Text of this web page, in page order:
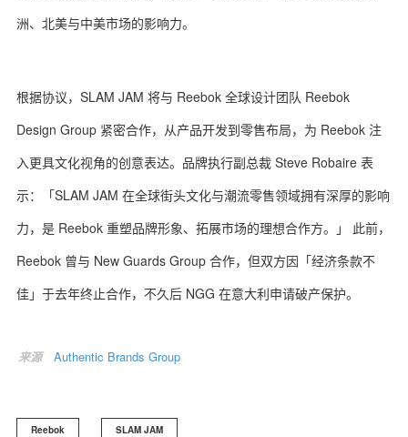
洲、北美与中美市场的影响力。
根据协议，SLAM JAM 将与 Reebok 全球设计团队 Reebok
Design Group 紧密合作，从产品开发到零售布局，为 Reebok 注
入更具文化视角的创意表达。品牌执行副总裁 Steve Robaire 表
示：「SLAM JAM 在全球街头文化与潮流零售领域拥有深厚的影响
力，是 Reebok 重塑品牌形象、拓展市场的理想合作方。」 此前，
Reebok 曾与 New Guards Group 合作，但双方因「经济条款不
佳」于去年终止合作，不久后 NGG 在意大利申请破产保护。
来源 Authentic Brands Group
Reebok SLAM JAM